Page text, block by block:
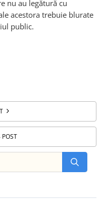
nu au legătură cu
acestora trebuie blurate
public.
POST